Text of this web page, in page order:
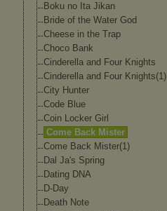
Boku no Ita Jikan
Bride of the Water God
Cheese in the Trap
Choco Bank
Cinderella and Four Knights
Cinderella and Four Knights(1)
City Hunter
Code Blue
Coin Locker Girl
Come Back Mister
Come Back Mister(1)
Dal Ja's Spring
Dating DNA
D-Day
Death Note